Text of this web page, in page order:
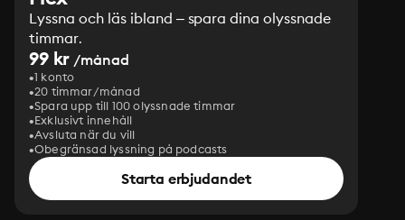
Lyssna och läs ibland – spara dina olyssnade
timmar.
99 kr /månad
1 konto
20 timmar/månad
Spara upp till 100 olyssnade timmar
Exklusivt innehåll
Avsluta när du vill
Obegränsad lyssning på podcasts
Starta erbjudandet